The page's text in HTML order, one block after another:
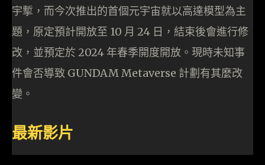
宇㨻，而今次推出的首個元宇宙就以高達模型為主
題，原定預計開放至 10 月 24 日，結束後會進行修
改，並預定於 2024 年春季開度開放。現時未知事
件會否導致 GUNDAM Metaverse 計劃有其麼改
變。
最新影片